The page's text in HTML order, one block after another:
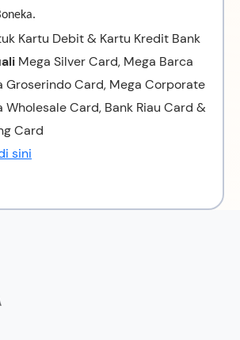
Kartu Debit & Kartu Kredit Bank
Mega Silver Card, Mega Barca
Groserindo Card, Mega Corporate
Wholesale Card, Bank Riau Card &
Card
sini